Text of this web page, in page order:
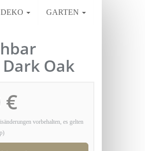
DEKO GARTEN
Oak
€
vorbehalten, es gelten